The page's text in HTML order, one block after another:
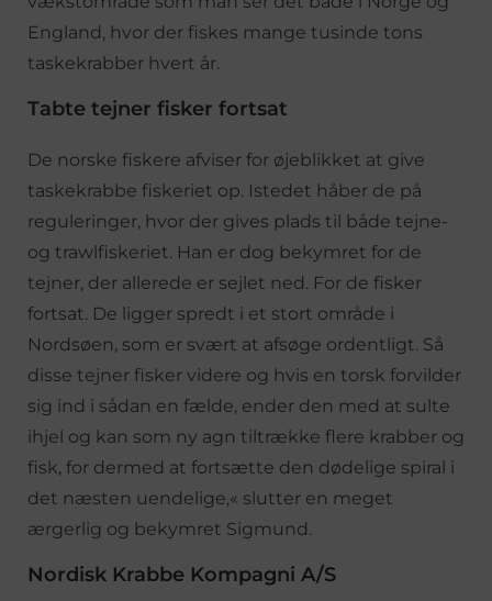
England, hvor der fiskes mange tusinde tons
taskekrabber hvert år.
Tabte tejner fisker fortsat
De norske fiskere afviser for øjeblikket at give
taskekrabbe fiskeriet op. Istedet håber de på
reguleringer, hvor der gives plads til både tejne-
og trawlfiskeriet. Han er dog bekymret for de
tejner, der allerede er sejlet ned. For de fisker
fortsat. De ligger spredt i et stort område i
Nordsøen, som er svært at afsøge ordentligt. Så
disse tejner fisker videre og hvis en torsk forvilder
sig ind i sådan en fælde, ender den med at sulte
ihjel og kan som ny agn tiltrække flere krabber og
fisk, for dermed at fortsætte den dødelige spiral i
det næsten uendelige,« slutter en meget
ærgerlig og bekymret Sigmund.
Nordisk Krabbe Kompagni A/S